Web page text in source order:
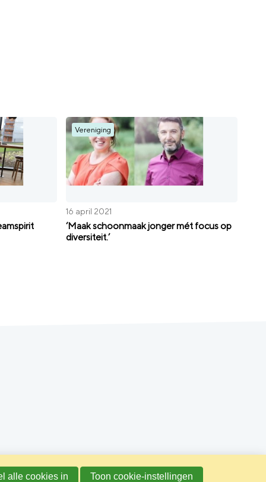
Vereniging
16 april 2021
‘Maak schoonmaak jonger mét focus op
diversiteit.’
alle cookies in Toon cookie-instellingen